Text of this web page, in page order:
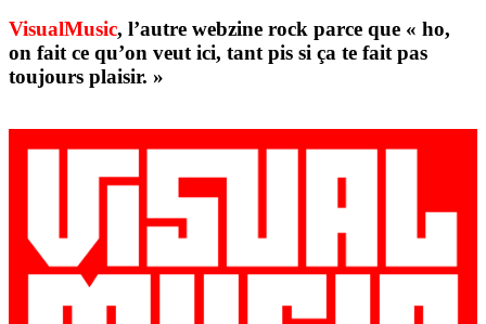
VisualMusic, l’autre webzine rock parce que « ho,
on fait ce qu’on veut ici, tant pis si ça te fait pas
toujours plaisir. »